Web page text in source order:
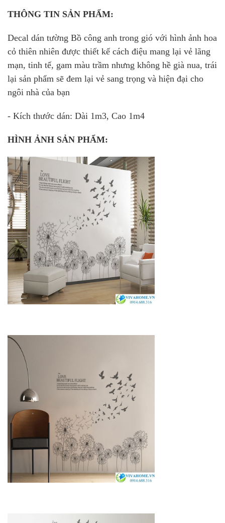
THÔNG TIN SẢN PHẨM:
Decal dán tường Bồ công anh trong gió với hình ảnh hoa
cỏ thiên nhiên được thiết kế cách điệu mang lại vẻ lãng
mạn, tinh tế, gam màu trầm nhưng không hề già nua, trái
lại sản phẩm sẽ đem lại vẻ sang trọng và hiện đại cho
ngôi nhà của bạn
- Kích thước dán: Dài 1m3, Cao 1m4
HÌNH ẢNH SẢN PHẨM: